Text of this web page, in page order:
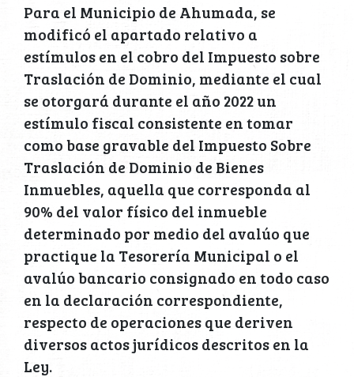
Para el Municipio de Ahumada, se
modificó el apartado relativo a
estímulos en el cobro del Impuesto sobre
Traslación de Dominio, mediante el cual
se otorgará durante el año 2022 un
estímulo fiscal consistente en tomar
como base gravable del Impuesto Sobre
Traslación de Dominio de Bienes
Inmuebles, aquella que corresponda al
90% del valor físico del inmueble
determinado por medio del avalúo que
practique la Tesorería Municipal o el
avalúo bancario consignado en todo caso
en la declaración correspondiente,
respecto de operaciones que deriven
diversos actos jurídicos descritos en la
Ley.